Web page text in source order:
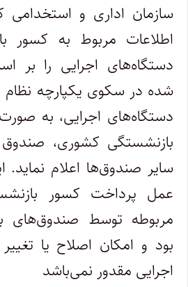
سازمان اداری و
اطلاعات مربوط به کسور
دستگاه‌های اجرایی را بر
شده در سکوی یکپارچه نظام
دستگاه‌های اجرایی، به
بازنشستگی کشوری،
سایر صندوق‌ها اعلام نماید.
عمل پرداخت کسور
مربوطه توسط صندوق‌های
بود و امکان اصلاح یا
اجرایی مقدور نمی‌باشد